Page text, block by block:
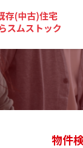
物件